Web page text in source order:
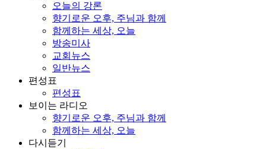
오늘의 강론
향기로운 오후, 주님과 함께
함께하는 세상, 오늘
방송미사
교회뉴스
일반뉴스
편성표
편성표
보이는 라디오
향기로운 오후, 주님과 함께
함께하는 세상, 오늘
다시듣기